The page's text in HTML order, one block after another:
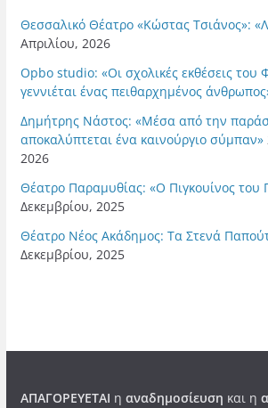
Θεσσαλικό Θέατρο «Κώστας Τσιάνος»:
Απριλίου, 2026
Opbo studio: «Οι σχολικές εκθέσεις του
γεννιέται ένας πειθαρχημένος
Δημήτρης Νάστος: «Μέσα από την
αποκαλύπτεται ένα καινούργιο σύμπαν»
2026
Θέατρο Παραμυθίας: «Ο Πιγκουίνος του
Δεκεμβρίου, 2025
Θέατρο Νέος Ακάδημος: Τα Στενά
Δεκεμβρίου, 2025
ΑΠΑΓΟΡΕΥΕΤΑΙ η αναδημοσίευση και η